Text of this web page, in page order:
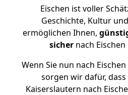
Eischen ist voller
Geschichte, Kultur
ermöglichen Ihnen,
sicher nach
Wenn Sie nun nach
sorgen wir dafür,
Kaiserslautern nach